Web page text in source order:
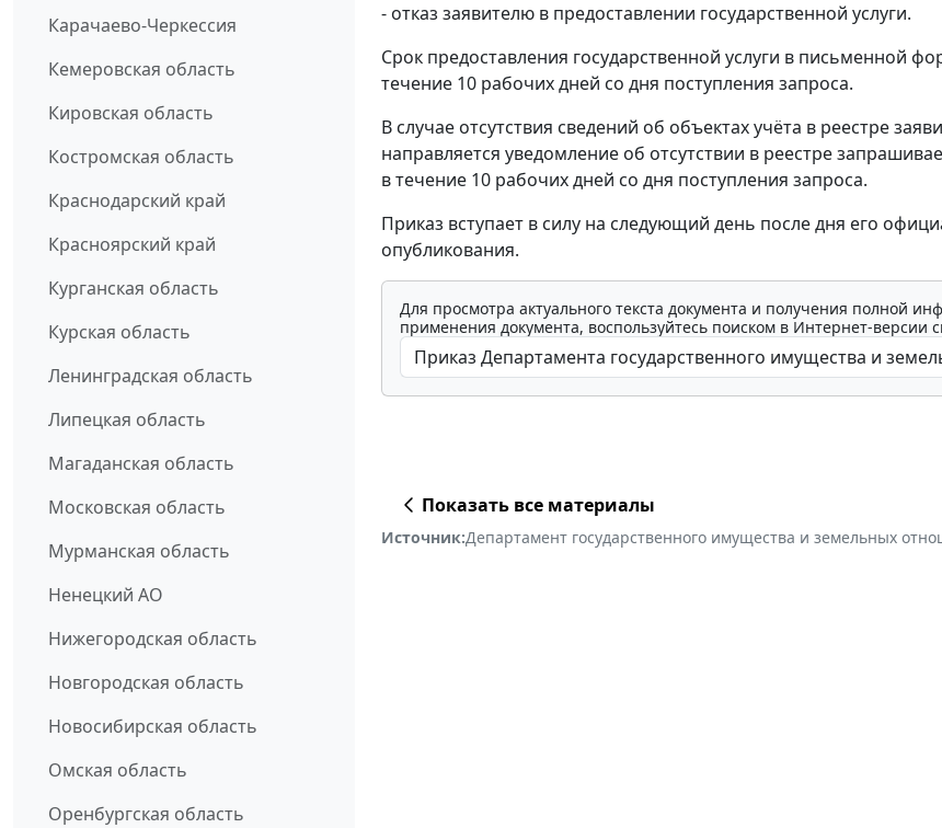
Карачаево-Черкессия
Кемеровская область
Кировская область
Костромская область
Краснодарский край
Красноярский край
Курганская область
Курская область
Ленинградская область
Липецкая область
Магаданская область
Московская область
Мурманская область
Ненецкий АО
Нижегородская область
Новгородская область
Новосибирская область
Омская область
Оренбургская область
- отказ заявителю в предоставлении государственной услуги.
Срок предоставления государственной услуги в письменной
течение 10 рабочих дней со дня поступления запроса.
В случае отсутствия сведений об объектах учёта в реестре
направляется уведомление об отсутствии в реестре
в течение 10 рабочих дней со дня поступления запроса.
Приказ вступает в силу на следующий день после дня его
опубликования.
Для просмотра актуального текста документа и получения полной
применения документа, воспользуйтесь поиском в Интернет-версии
Показать все материалы
Источник:Департамент государственного имущества и земельных